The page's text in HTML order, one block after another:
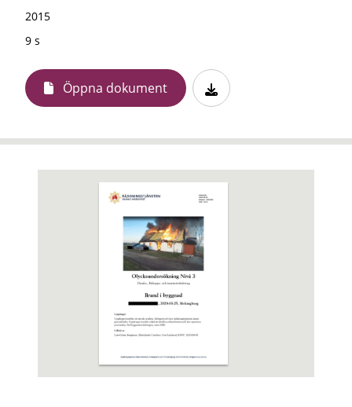
2015
9 s
Öppna dokument